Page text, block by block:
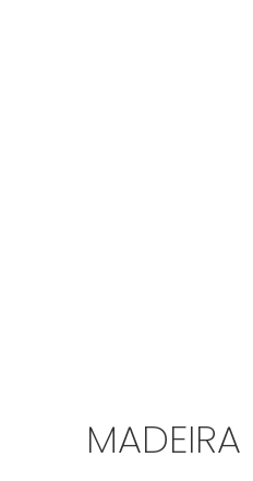
MADEIRA